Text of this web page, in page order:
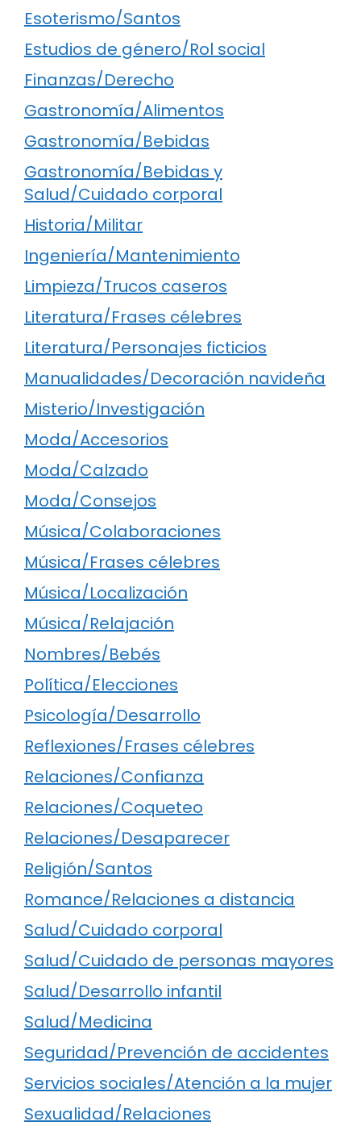
Esoterismo/Santos
Estudios de género/Rol social
Finanzas/Derecho
Gastronomía/Alimentos
Gastronomía/Bebidas
Gastronomía/Bebidas y
Salud/Cuidado corporal
Historia/Militar
Ingeniería/Mantenimiento
Limpieza/Trucos caseros
Literatura/Frases célebres
Literatura/Personajes ficticios
Manualidades/Decoración navideña
Misterio/Investigación
Moda/Accesorios
Moda/Calzado
Moda/Consejos
Música/Colaboraciones
Música/Frases célebres
Música/Localización
Música/Relajación
Nombres/Bebés
Política/Elecciones
Psicología/Desarrollo
Reflexiones/Frases célebres
Relaciones/Confianza
Relaciones/Coqueteo
Relaciones/Desaparecer
Religión/Santos
Romance/Relaciones a distancia
Salud/Cuidado corporal
Salud/Cuidado de personas mayores
Salud/Desarrollo infantil
Salud/Medicina
Seguridad/Prevención de accidentes
Servicios sociales/Atención a la mujer
Sexualidad/Relaciones